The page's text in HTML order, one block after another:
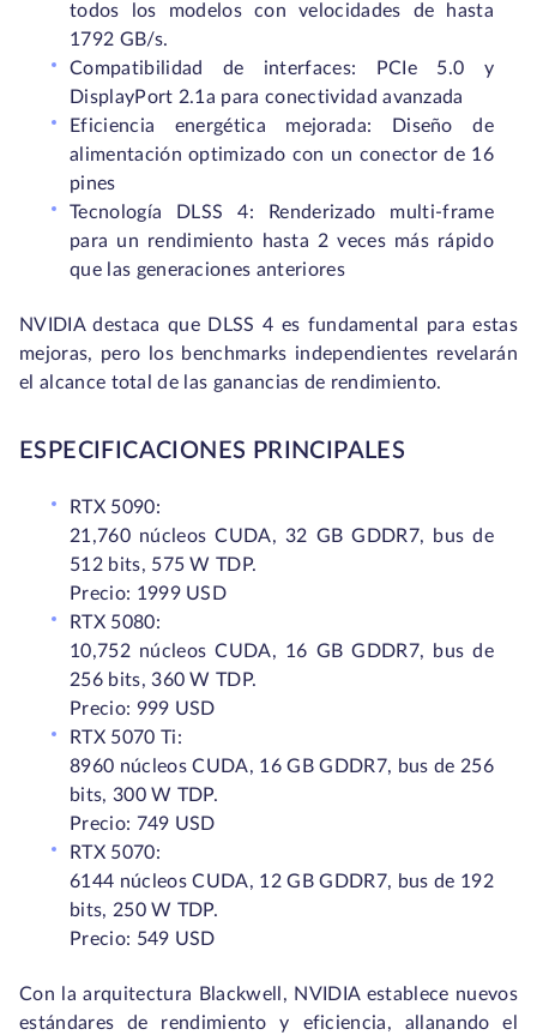
todos los modelos con velocidades de hasta
1792 GB/s.
Compatibilidad de interfaces: PCIe 5.0 y
DisplayPort 2.1a para conectividad avanzada
Eficiencia energética mejorada: Diseño de
alimentación optimizado con un conector de 16
pines
Tecnología DLSS 4: Renderizado multi-frame
para un rendimiento hasta 2 veces más rápido
que las generaciones anteriores
NVIDIA destaca que DLSS 4 es fundamental para estas
mejoras, pero los benchmarks independientes revelarán
el alcance total de las ganancias de rendimiento.
ESPECIFICACIONES PRINCIPALES
RTX 5090:
21,760 núcleos CUDA, 32 GB GDDR7, bus de
512 bits, 575 W TDP.
Precio: 1999 USD
RTX 5080:
10,752 núcleos CUDA, 16 GB GDDR7, bus de
256 bits, 360 W TDP.
Precio: 999 USD
RTX 5070 Ti:
8960 núcleos CUDA, 16 GB GDDR7, bus de 256
bits, 300 W TDP.
Precio: 749 USD
RTX 5070:
6144 núcleos CUDA, 12 GB GDDR7, bus de 192
bits, 250 W TDP.
Precio: 549 USD
Con la arquitectura Blackwell, NVIDIA establece nuevos
estándares de rendimiento y eficiencia, allanando el